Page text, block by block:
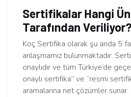
Sertifikalar Hangi
Tarafından Veriliyor?
Koç Sertifika olarak şu anda 5
anlaşmamız bulunmaktadır.
onaylıdır ve tüm Türkiye’de
onaylı sertifika” ve “resmi
aramalarına net çözümler sunar.